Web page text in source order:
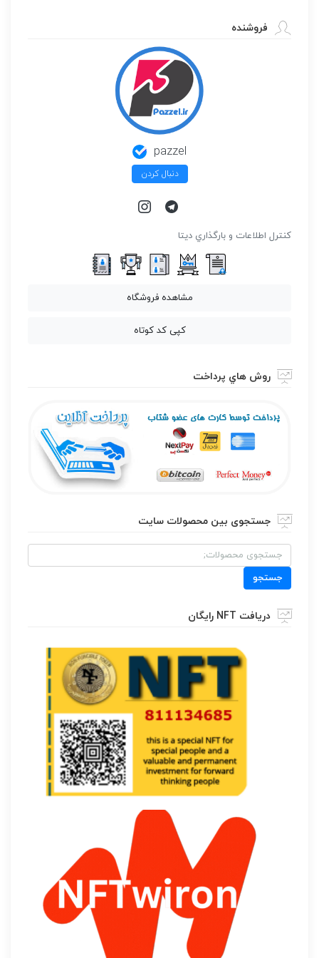
فروشنده
pazzel
دنبال کردن
كنترل اطلاعات و بارگذاري ديتا
مشاهده فروشگاه
کپی کد کوتاه
روش هاي پرداخت
جستجوی بین محصولات سایت
جستجو
برای:
جستجو
دریافت NFT رایگان